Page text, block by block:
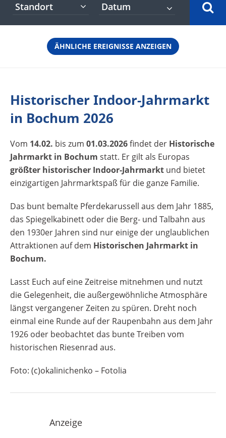
bunt bemalte Pferdekarussell aus dem Jahr
1885, das Spiegelkabinett oder die Berg- und
Talbahn aus den 1930er Jahren sind nur
einige der unglaublichen Attraktionen auf
außergewöhnliche Atmosphäre längst
vergangener Zeiten zu spüren. Dreht noch
dem Jahr 1926 oder beobachtet das bunte
Treiben vom historischen Riesenrad aus.
Foto: (c)okalinichenko - Fotolia [rule
type="basic"] Anzeige Termine und
Bochum 2026 14.02. - 01.03.2026
Historischer Jahrmarkt: 21.-22.02. &
27.02.-01.03.26 | Fr 16:00-21:00 | Sa-So
11:00-19:00 Uhr Steampunk im Rahmen des
Historischen Jahrmarktes: 14.-15.02.26 |
Raupe: 20.02.26 | 16:00-01:00 Uhr Tickets
online kaufen Der Eintrittspreis beinhaltet
die unbegrenzte Nutzung aller
Fahrgeschäfte! Veranstaltungsort
Historischer Jahrmarkt Bochum 2026
Jahrhunderthalle Bochum An der
+49 234 3693-100 Email:
Veranstaltung [rule type="basic"] Werbung
[rule type="basic"]
Standort
ÄHNLICHE EREIGNISSE ANZEIGEN
Historischer Indoor-Jahrmarkt
in Bochum 2026
Vom 14.02. bis zum 01.03.2026findet der Historische
Jahrmarkt in Bochum statt. Er gilt als Europas
größter historischer Indoor-Jahrmarkt und bietet
einzigartigen Jahrmarktspaß für die ganze Familie.
Das bunt bemalte Pferdekarussell aus dem Jahr 1885,
das Spiegelkabinett oder die Berg- und Talbahn aus
den 1930er Jahren sind nur einige der unglaublichen
Attraktionen auf dem Historischen Jahrmarkt in
Bochum.
Lasst Euch auf eine Zeitreise mitnehmen und nutzt
die Gelegenheit, die außergewöhnliche Atmosphäre
längst vergangener Zeiten zu spüren. Dreht noch
einmal eine Runde auf der Raupenbahn aus dem Jahr
1926 oder beobachtet das bunte Treiben vom
historischen Riesenrad aus.
Foto: (c)okalinichenko – Fotolia
Anzeige